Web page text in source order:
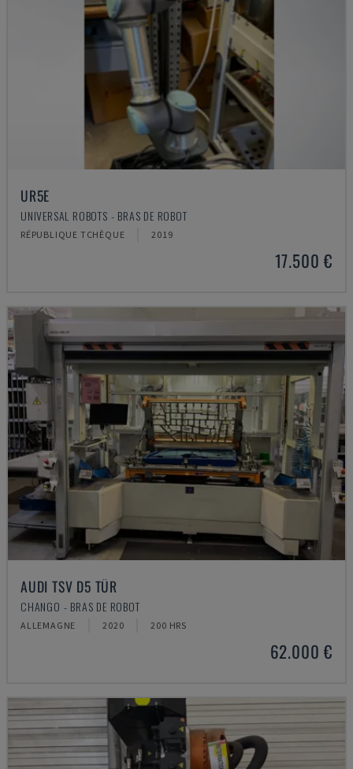
UR5E
UNIVERSAL ROBOTS - BRAS DE ROBOT
RÉPUBLIQUE TCHÈQUE 2019
17.500 €
AUDI TSV D5 TÜR
CHANGO - BRAS DE ROBOT
ALLEMAGNE 2020 200 HRS
62.000 €